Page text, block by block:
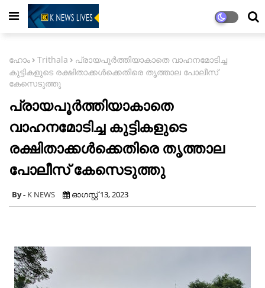
ഹോം Trithala
പ്രായപൂർത്തിയാകാതെ വാഹനമോടിച്ച
കുട്ടികളുടെ രക്ഷിതാക്കൾക്കെതിരെ തൃത്താല പോലീസ്
കേസെടുത്തു
പ്രായപൂർത്തിയാകാതെ
വാഹനമോടിച്ച കുട്ടികളുടെ
രക്ഷിതാക്കൾക്കെതിരെ തൃത്താല
പോലീസ് കേസെടുത്തു
K NEWS ഓഗസ്റ്റ് 13, 2023